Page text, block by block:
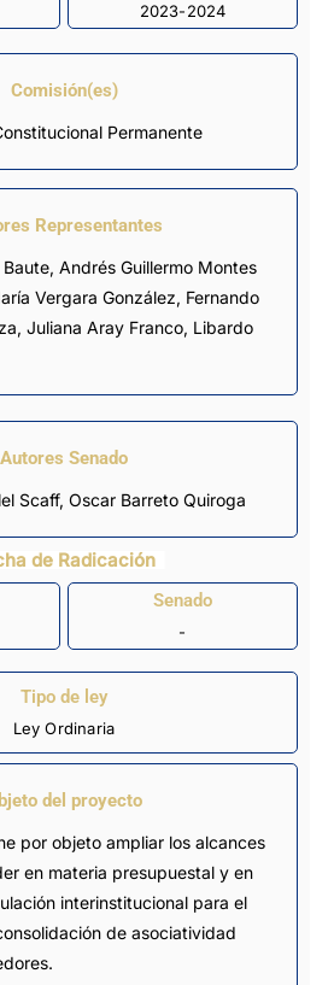
2023-2024
Comisión(es)
Permanente
Representantes
Baute, Andrés Guillermo Montes
Vergara González, Fernando
, Juliana Aray Franco, Libardo
Autores Senado
Scaff, Oscar Barreto Quiroga
de Radicación
Senado
-
Tipo de ley
Ley Ordinaria
del proyecto
por objeto ampliar los alcances
en materia presupuestal y en
interinstitucional para el
de asociatividad